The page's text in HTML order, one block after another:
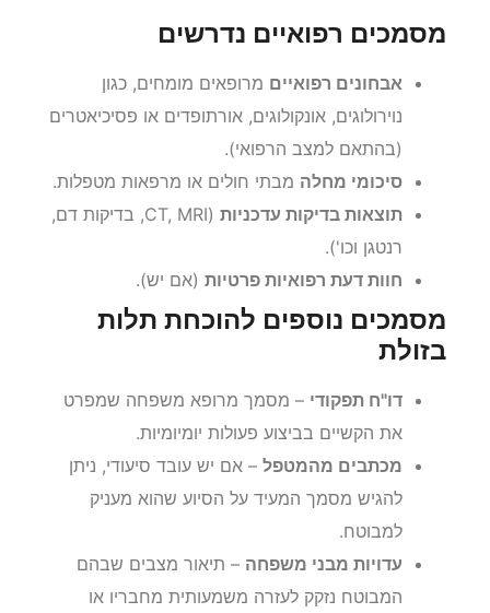
מסמכים רפואיים נדרשים
אבחונים רפואיים מרופאים מומחים, כגון
נוירולוגים, אונקולוגים, אורתופדים או פסיכיאטרים
(בהתאם למצב הרפואי).
סיכומי מחלה מבתי חולים או מרפאות מטפלות.
תוצאות בדיקות עדכניות
(CT, MRI, בדיקות דם,
רנטגן וכו').
חוות דעת רפואיות פרטיות (אם יש).
מסמכים נוספים להוכחת תלות
בזולת
דו"ח תפקודי – מסמך מרופא משפחה שמפרט
את הקשיים בביצוע פעולות יומיומיות.
מכתבים מהמטפל – אם יש עובד סיעודי, ניתן
להגיש מסמך המעיד על הסיוע שהוא מעניק
למבוטח.
עדויות מבני משפחה – תיאור מצבים שבהם
המבוטח נזקק לעזרה משמעותית מחבריו או